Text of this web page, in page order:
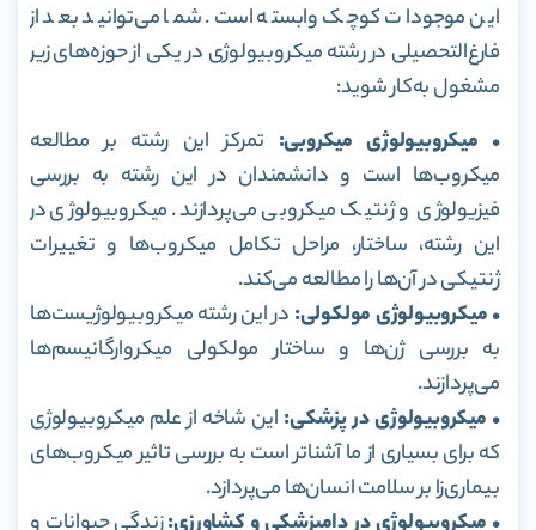
این موجودات کوچک وابسته است. شما می‌توانید بعد از
فارغ‌التحصیلی در رشته میکروبیولوژی در یکی از حوزه‌های زیر
مشغول به‌کار شوید:
• میکروبیولوژی میکروبی: تمرکز این رشته بر مطالعه
میکروب‌ها است و دانشمندان در این رشته به بررسی
فیزیولوژی و ژنتیک میکروبی می‌پردازند. میکروبیولوژی در
این رشته، ساختار، مراحل تکامل میکروب‌ها و تغییرات
ژنتیکی در آن‌ها را مطالعه می‌کند.
• میکروبیولوژی مولکولی: در این رشته میکروبیولوژیست‌ها
به بررسی ژن‌ها و ساختار مولکولی میکروارگانیسم‌ها
می‌پردازند.
• میکروبیولوژی در پزشکی: این شاخه از علم میکروبیولوژی
که برای بسیاری از ما آشناتر است به بررسی تاثیر میکروب‌های
بیماری‌زا بر سلامت انسان‌ها می‌پردازد.